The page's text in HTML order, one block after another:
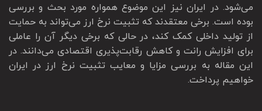
می‌شود. در ایران نیز این موضوع همواره مورد بحث و بررسی
بوده است. برخی معتقدند که تثبیت نرخ ارز می‌تواند به حمایت
از تولید داخلی کمک کند، در حالی که برخی دیگر آن را عاملی
برای افزایش رانت و کاهش رقابت‌پذیری اقتصادی می‌دانند. در
این مقاله به بررسی مزایا و معایب تثبیت نرخ ارز در ایران
خواهیم پرداخت.